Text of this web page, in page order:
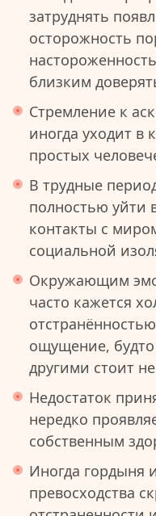
затруднять
осторожность
близким
Стремление к
иногда уходит в
простых
В трудные
полностью уйти
контакты с
социальной
Окружающим
часто кажется
ощущение,
другими стоит
Недостаток
нередко
собственным
Иногда гордыня
превосходства